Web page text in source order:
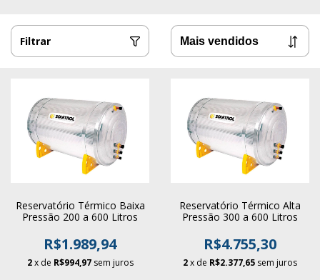
Filtrar
Reservatório Térmico Baixa
Pressão 200 a 600 Litros
R$1.989,94
2 x de R$994,97 sem juros
Reservatório Térmico Alta
Pressão 300 a 600 Litros
R$4.755,30
2x de R$2.377,65 sem juros